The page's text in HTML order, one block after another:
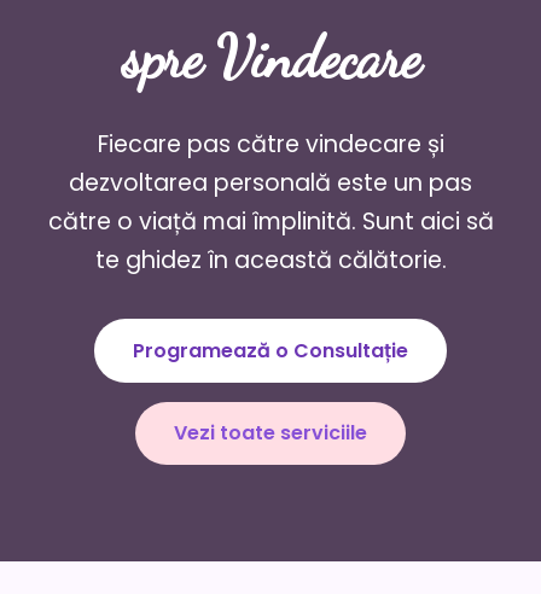
spre Vindecare
Fiecare pas către vindecare și
dezvoltarea personală este un pas
către o viață mai împlinită. Sunt aici să
te ghidez în această călătorie.
Programează o Consultație
Vezi toate serviciile